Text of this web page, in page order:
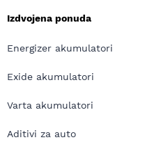
Izdvojena ponuda
Energizer akumulatori
Exide akumulatori
Varta akumulatori
Aditivi za auto